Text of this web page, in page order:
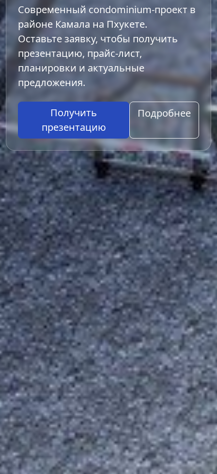
Современный condominium-проект в
районе Камала на Пхукете.
Оставьте заявку, чтобы получить
презентацию, прайс-лист,
планировки и актуальные
предложения.
Получить
презентацию
Подробнее